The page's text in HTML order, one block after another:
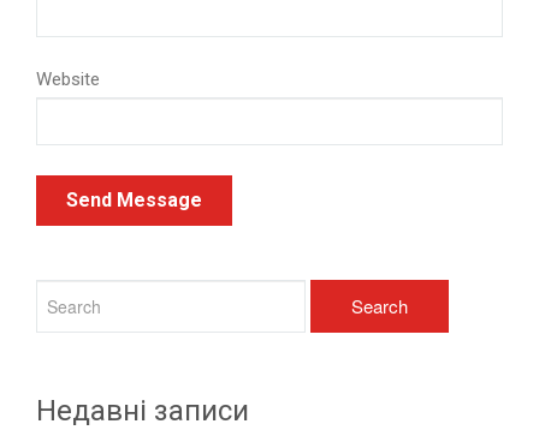
Website
Недавні записи